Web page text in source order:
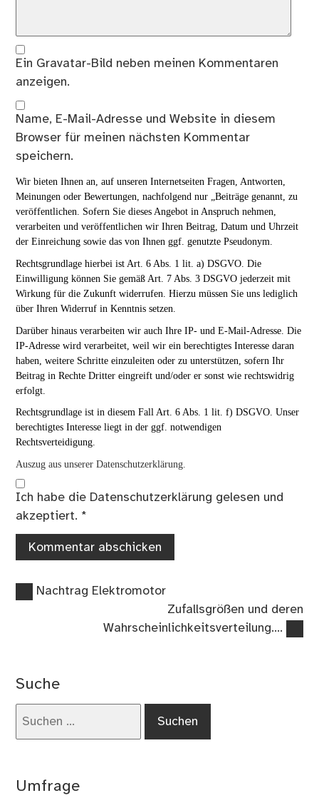
Ein Gravatar-Bild neben meinen Kommentaren
anzeigen.
Name, E-Mail-Adresse und Website in diesem
Browser für meinen nächsten Kommentar
speichern.
Wir bieten Ihnen an, auf unseren Internetseiten Fragen, Antworten,
Meinungen oder Bewertungen, nachfolgend nur „Beiträge genannt, zu
veröffentlichen. Sofern Sie dieses Angebot in Anspruch nehmen,
verarbeiten und veröffentlichen wir Ihren Beitrag, Datum und Uhrzeit
der Einreichung sowie das von Ihnen ggf. genutzte Pseudonym.
Rechtsgrundlage hierbei ist Art. 6 Abs. 1 lit. a) DSGVO. Die
Einwilligung können Sie gemäß Art. 7 Abs. 3 DSGVO jederzeit mit
Wirkung für die Zukunft widerrufen. Hierzu müssen Sie uns lediglich
über Ihren Widerruf in Kenntnis setzen.
Darüber hinaus verarbeiten wir auch Ihre IP- und E-Mail-Adresse. Die
IP-Adresse wird verarbeitet, weil wir ein berechtigtes Interesse daran
haben, weitere Schritte einzuleiten oder zu unterstützen, sofern Ihr
Beitrag in Rechte Dritter eingreift und/oder er sonst wie rechtswidrig
erfolgt.
Rechtsgrundlage ist in diesem Fall Art. 6 Abs. 1 lit. f) DSGVO. Unser
berechtigtes Interesse liegt in der ggf. notwendigen
Rechtsverteidigung.
Auszug aus unserer Datenschutzerklärung.
Ich habe die Datenschutzerklärung gelesen und
akzeptiert. *
Beitragsnavigation
Vorheriger
Nachtrag Elektromotor
Nächster
Beitrag:
Zufallsgrößen und deren
Wahrscheinlichkeitsverteilung….
Suche
Umfrage